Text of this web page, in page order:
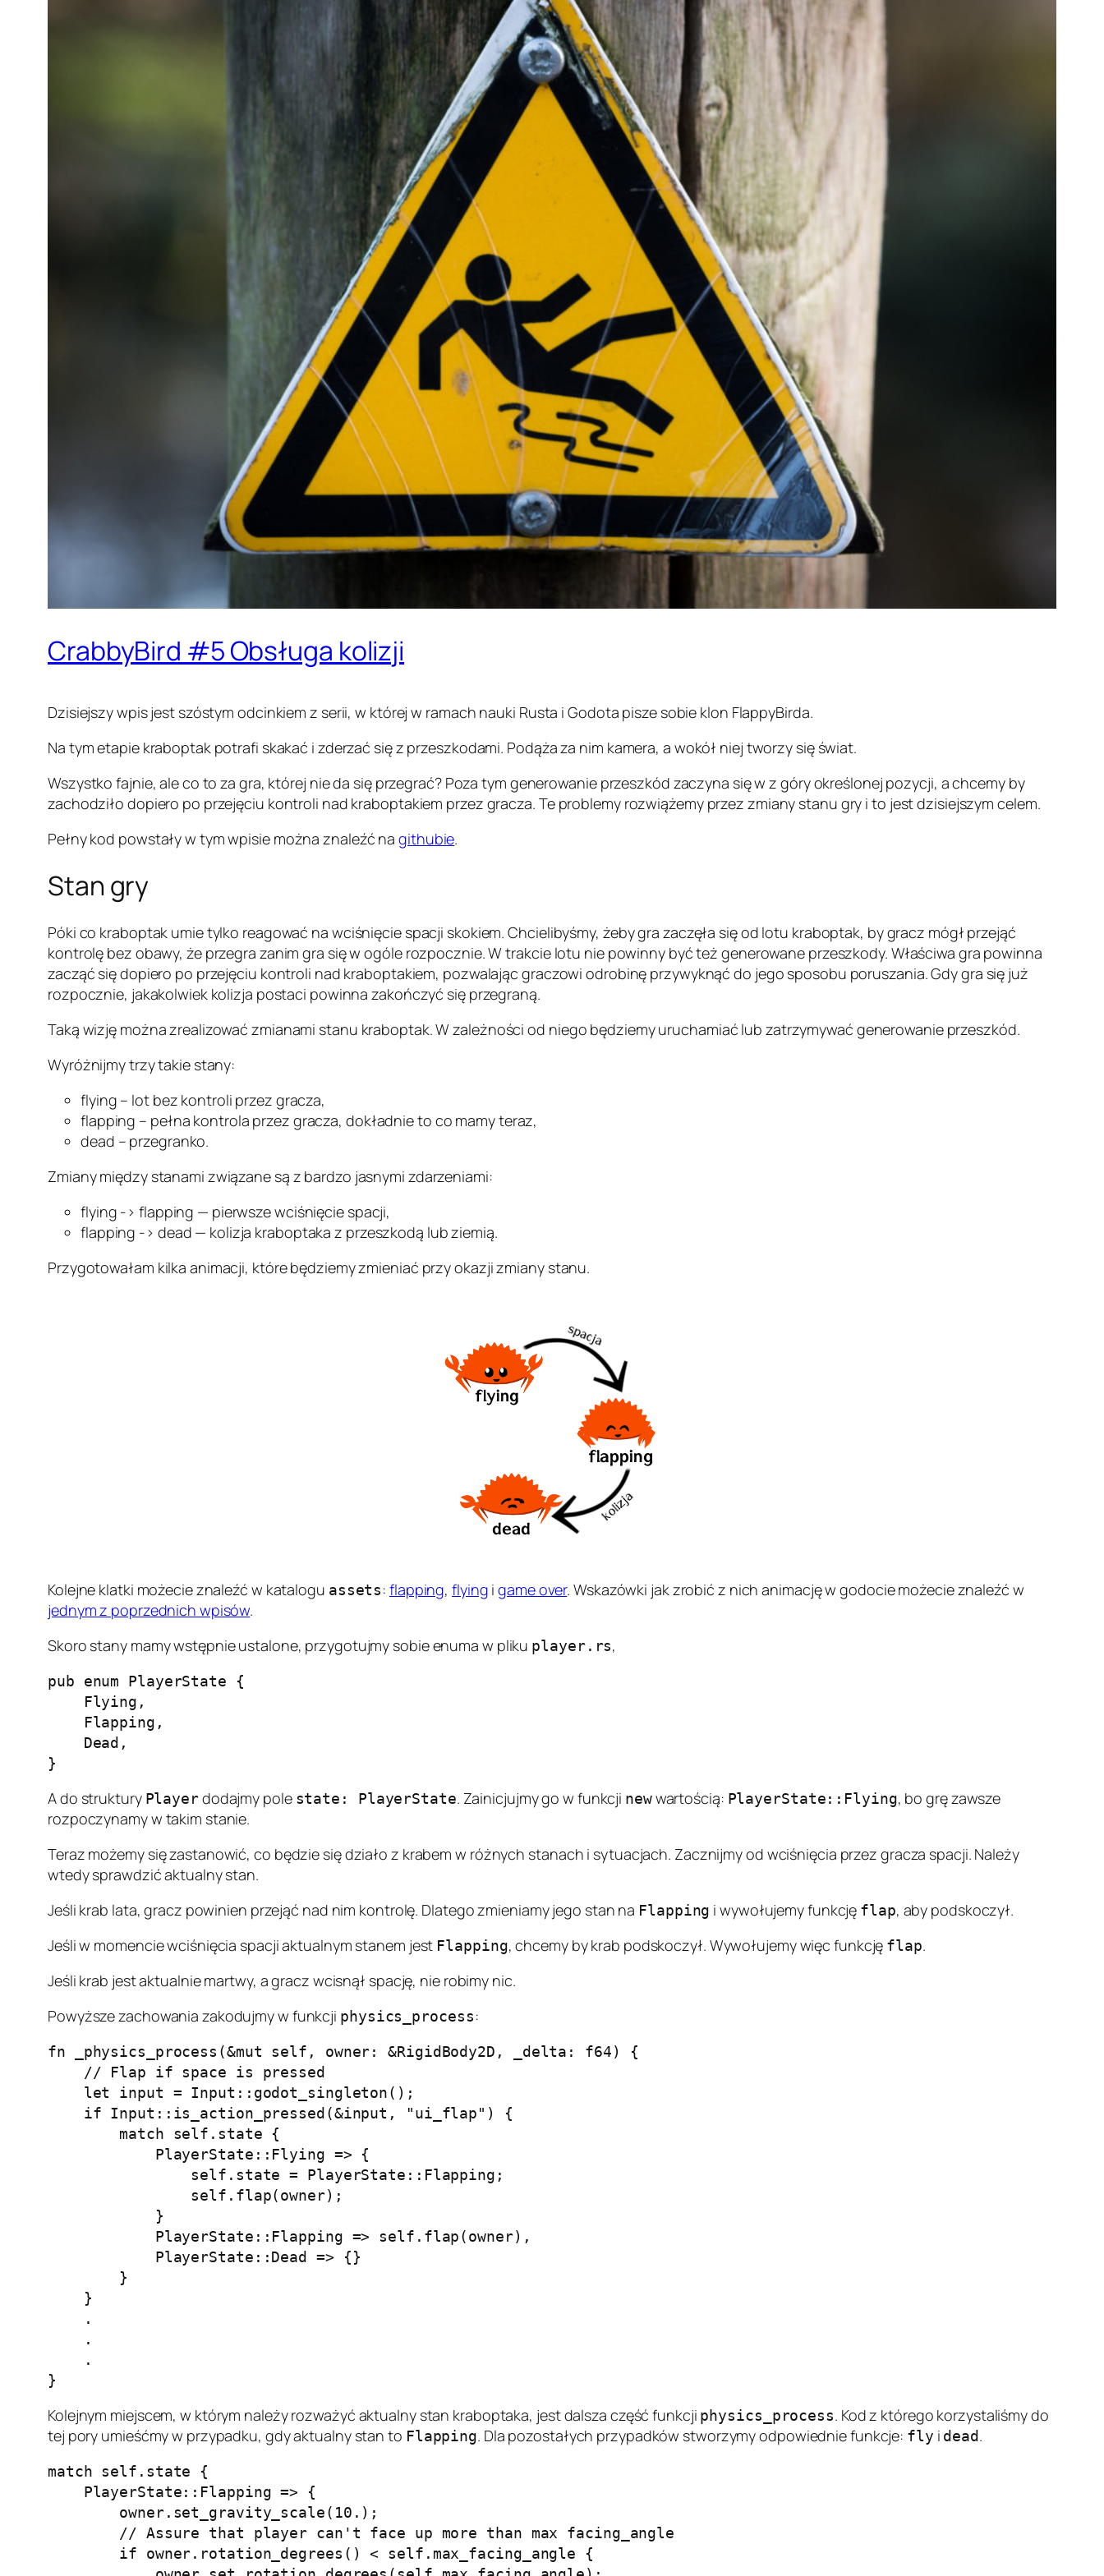
CrabbyBird #5 Obsługa kolizji
Dzisiejszy wpis jest szóstym odcinkiem z serii, w której w ramach nauki Rusta i Godota pisze sobie klon FlappyBirda.
Na tym etapie kraboptak potrafi skakać i zderzać się z przeszkodami. Podąża za nim kamera, a wokół niej tworzy się świat.
Wszystko fajnie, ale co to za gra, której nie da się przegrać? Poza tym generowanie przeszkód zaczyna się w z góry określonej pozycji, a chcemy by
zachodziło dopiero po przejęciu kontroli nad kraboptakiem przez gracza. Te problemy rozwiążemy przez zmiany stanu gry i to jest dzisiejszym celem.
Pełny kod powstały w tym wpisie można znaleźć nagithubie.
Stan gry
Póki co kraboptak umie tylko reagować na wciśnięcie spacji skokiem. Chcielibyśmy, żeby gra zaczęła się od lotu kraboptak, by gracz mógł przejąć
kontrolę bez obawy, że przegra zanim gra się w ogóle rozpocznie. W trakcie lotu nie powinny być też generowane przeszkody. Właściwa gra powinna
zacząć się dopiero po przejęciu kontroli nad kraboptakiem, pozwalając graczowi odrobinę przywyknąć do jego sposobu poruszania. Gdy gra się już
rozpocznie, jakakolwiek kolizja postaci powinna zakończyć się przegraną.
Taką wizję można zrealizować zmianami stanu kraboptak. W zależności od niego będziemy uruchamiać lub zatrzymywać generowanie przeszkód.
Wyróżnijmy trzy takie stany:
flying – lot bez kontroli przez gracza,
flapping – pełna kontrola przez gracza, dokładnie to co mamy teraz,
dead – przegranko.
Zmiany między stanami związane są z bardzo jasnymi zdarzeniami:
flying -> flapping — pierwsze wciśnięcie spacji,
flapping -> dead — kolizja kraboptaka z przeszkodą lub ziemią.
Przygotowałam kilka animacji, które będziemy zmieniać przy okazji zmiany stanu.
Kolejne klatki możecie znaleźć w katalogu assets:flapping,flying igame over. Wskazówki jak zrobić z nich animację w godocie możecie znaleźć w
jednym z poprzednich wpisów.
Skoro stany mamy wstępnie ustalone, przygotujmy sobie enuma w pliku player.rs,
pub enum PlayerState {
    Flying,
    Flapping,
    Dead,
}
A do struktury Playerdodajmy pole state: PlayerState. Zainicjujmy go w funkcji newwartością: PlayerState::Flying, bo grę zawsze
rozpoczynamy w takim stanie.
Teraz możemy się zastanowić, co będzie się działo z krabem w różnych stanach i sytuacjach. Zacznijmy od wciśnięcia przez gracza spacji. Należy
wtedy sprawdzić aktualny stan.
Jeśli krab lata, gracz powinien przejąć nad nim kontrolę. Dlatego zmieniamy jego stan na Flapping i wywołujemy funkcję flap, aby podskoczył.
Jeśli w momencie wciśnięcia spacji aktualnym stanem jest Flapping, chcemy by krab podskoczył. Wywołujemy więc funkcję flap.
Jeśli krab jest aktualnie martwy, a gracz wcisnął spację, nie robimy nic.
Powyższe zachowania zakodujmy w funkcji physics_process:
fn _physics_process(&mut self, owner: &RigidBody2D, _delta: f64) {
    // Flap if space is pressed
    let input = Input::godot_singleton();
    if Input::is_action_pressed(&input, "ui_flap") {
        match self.state {
            PlayerState::Flying => {
                self.state = PlayerState::Flapping;
                self.flap(owner);
            }
            PlayerState::Flapping => self.flap(owner),
            PlayerState::Dead => {}
        }
    }
    .
    .
    .
}
Kolejnym miejscem, w którym należy rozważyć aktualny stan kraboptaka, jest dalsza część funkcji physics_process. Kod z którego korzystaliśmy do
tej pory umieśćmy w przypadku, gdy aktualny stan to Flapping. Dla pozostałych przypadków stworzymy odpowiednie funkcje: fly i dead.
match self.state {
    PlayerState::Flapping => {
        owner.set_gravity_scale(10.);
        // Assure that player can't face up more than max facing_angle
        if owner.rotation_degrees() < self.max_facing_angle {